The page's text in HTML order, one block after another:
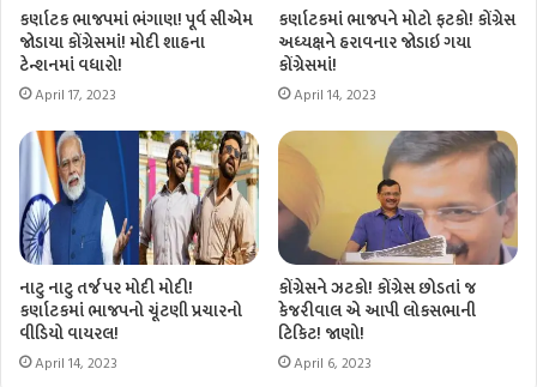
કર્ણાટક ભાજપમાં ભંગાણ! પૂર્વ સીએમ
જોડાયા કોંગ્રેસમાં! મોદી શાહના
ટેન્શનમાં વધારો!
April 17, 2023
કર્ણાટકમાં ભાજપને મોટો ફટકો! કોંગ્રેસ
અધ્યક્ષને હરાવનાર જોડાઇ ગયા
કોંગ્રેસમાં!
April 14, 2023
નાટુ નાટુ તર્જ પર મોદી મોદી!
કર્ણાટકમાં ભાજપનો ચૂંટણી પ્રચારનો
વીડિયો વાયરલ!
April 14, 2023
કોંગ્રેસને ઝટકો! કોંગ્રેસ છોડતાં જ
કેજરીવાલ એ આપી લોકસભાની
ટિકિટ! જાણો!
April 6, 2023